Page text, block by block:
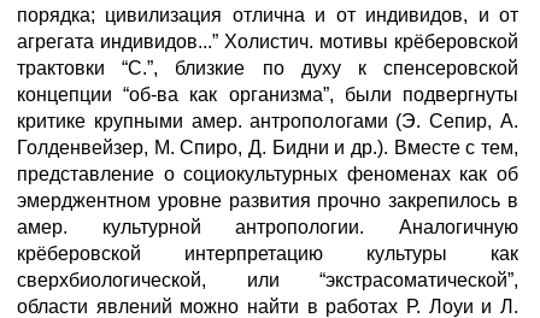
порядка; цивилизация отлична и от индивидов, и от
агрегата индивидов...” Холистич. мотивы крёберовской
трактовки “С.”, близкие по духу к спенсеровской
концепции “об-ва как организма”, были подвергнуты
критике крупными амер. антропологами (Э. Сепир, А.
Голденвейзер, М. Спиро, Д. Бидни и др.). Вместе с тем,
представление о социокультурных феноменах как об
эмерджентном уровне развития прочно закрепилось в
амер. культурной антропологии. Аналогичную
крёберовской интерпретацию культуры как
сверхбиологической, или “экстрасоматической”,
области явлений можно найти в работах Р. Лоуи и Л.